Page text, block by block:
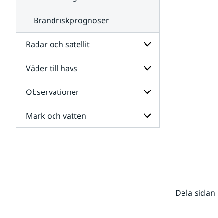
Brandriskprognoser
Radar och satellit
Undersidor
för
Radar
och
satellit
Väder till havs
Undersidor
för
Väder
till
havs
Observationer
Undersidor
för
Mark och vatten
Dela sidan